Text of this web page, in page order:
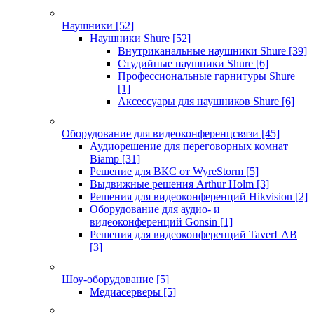
Наушники [52]
Наушники Shure [52]
Внутриканальные наушники Shure [39]
Студийные наушники Shure [6]
Профессиональные гарнитуры Shure
[1]
Аксессуары для наушников Shure [6]
Оборудование для видеоконференцсвязи [45]
Аудиорешение для переговорных комнат
Biamp [31]
Решение для ВКС от WyreStorm [5]
Выдвижные решения Arthur Holm [3]
Решения для видеоконференций Hikvision [2]
Оборудование для аудио- и
видеоконференций Gonsin [1]
Решения для видеоконференций TaverLAB
[3]
Шоу-оборудование [5]
Медиасерверы [5]